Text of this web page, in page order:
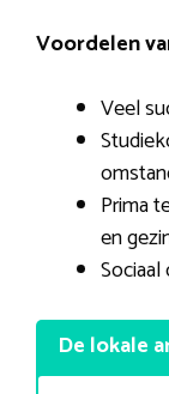
Voordelen
Veel
Prima
en
De lokale